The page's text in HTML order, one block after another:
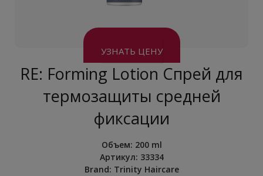
УЗНАТЬ ЦЕНУ
RE: Forming Lotion Спрей для
термозащиты средней
фиксации
Объем: 200 ml
Артикул: 33334
Brand: Trinity Haircare